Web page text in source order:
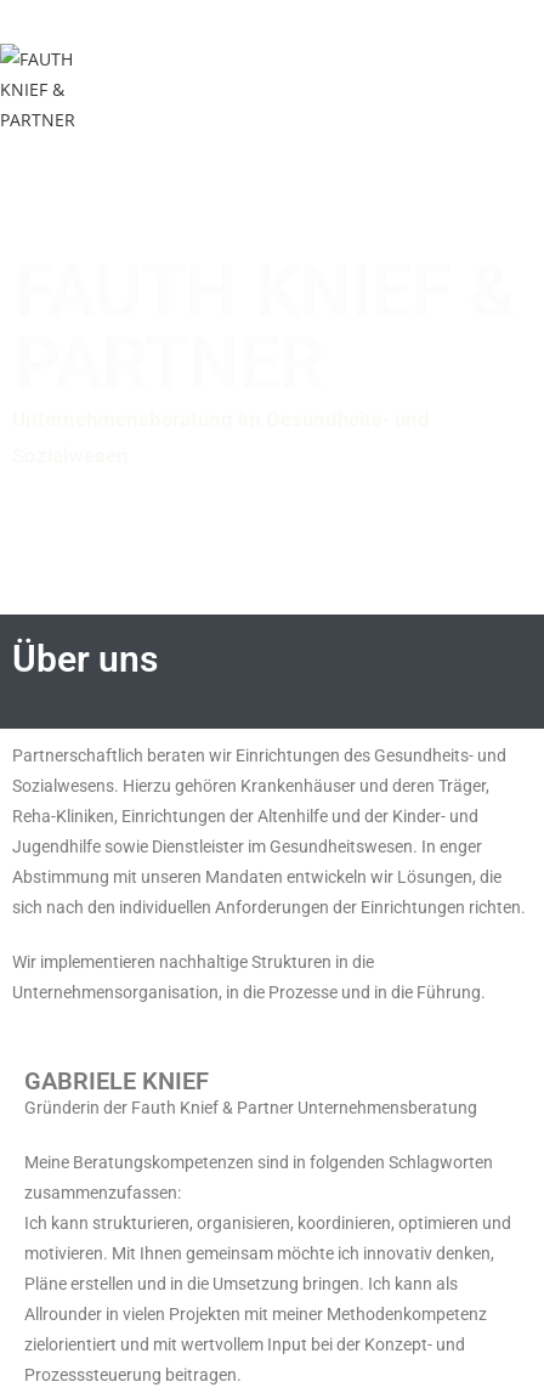
Über uns
Partnerschaftlich beraten wir Einrichtungen des Gesundheits- und
Sozialwesens. Hierzu gehören Krankenhäuser und deren Träger,
Reha-Kliniken, Einrichtungen der Altenhilfe und der Kinder- und
Jugendhilfe sowie Dienstleister im Gesundheitswesen. In enger
Abstimmung mit unseren Mandaten entwickeln wir Lösungen, die
sich nach den individuellen Anforderungen der Einrichtungen richten.
Wir implementieren nachhaltige Strukturen in die
Unternehmensorganisation, in die Prozesse und in die Führung.
GABRIELE KNIEF
Gründerin der Fauth Knief & Partner Unternehmensberatung
Meine Beratungskompetenzen sind in folgenden Schlagworten
zusammenzufassen:
Ich kann strukturieren, organisieren, koordinieren, optimieren und
motivieren. Mit Ihnen gemeinsam möchte ich innovativ denken,
Pläne erstellen und in die Umsetzung bringen. Ich kann als
Allrounder in vielen Projekten mit meiner Methodenkompetenz
zielorientiert und mit wertvollem Input bei der Konzept- und
Prozesssteuerung beitragen.